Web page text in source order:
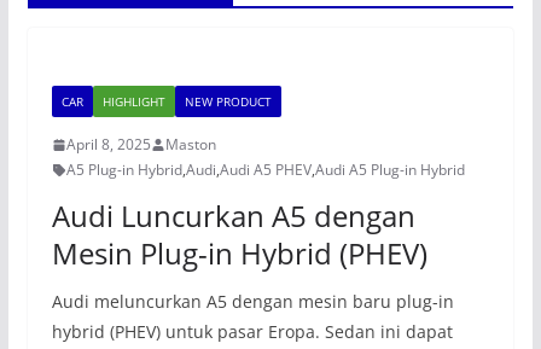
CAR HIGHLIGHT NEW PRODUCT
April 8, 2025
Maston
A5 Plug-in Hybrid,Audi,Audi A5 PHEV,Audi A5 Plug-in Hybrid
Audi Luncurkan A5 dengan
Mesin Plug-in Hybrid (PHEV)
Audi meluncurkan A5 dengan mesin baru plug-in
hybrid (PHEV) untuk pasar Eropa. Sedan ini dapat